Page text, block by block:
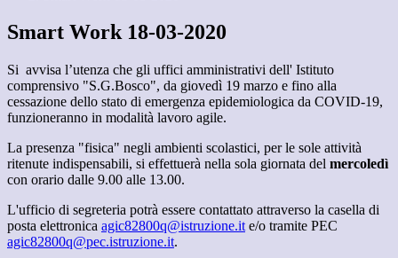
Smart Work 18-03-2020
Si avvisa l’utenza che gli uffici amministrativi dell' Istituto
comprensivo "S.G.Bosco", da giovedì 19 marzo e fino alla
cessazione dello stato di emergenza epidemiologica da COVID-19,
funzioneranno in modalità lavoro agile.
La presenza "fisica" negli ambienti scolastici, per le sole attività
ritenute indispensabili, si effettuerà nella sola giornata del mercoledì
con orario dalle 9.00 alle 13.00.
L'ufficio di segreteria potrà essere contattato attraverso la casella di
posta elettronica agic82800q@istruzione.it e/o tramite PEC
agic82800q@pec.istruzione.it.